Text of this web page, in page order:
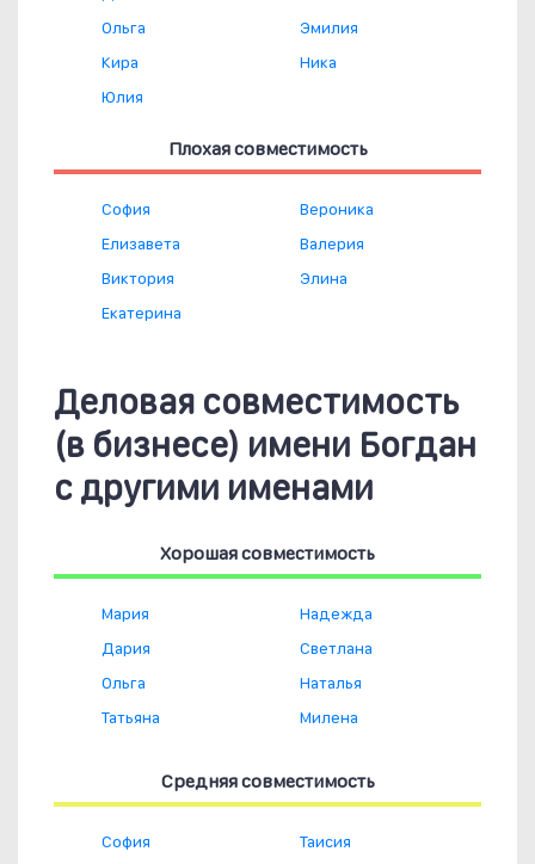
Ольга
Кира
Юлия
Эмилия
Ника
Плохая совместимость
София
Елизавета
Виктория
Екатерина
Вероника
Валерия
Элина
Деловая совместимость
(в бизнесе) имени Богдан
с другими именами
Хорошая совместимость
Мария
Дария
Ольга
Татьяна
Надежда
Светлана
Наталья
Милена
Средняя совместимость
София
Таисия